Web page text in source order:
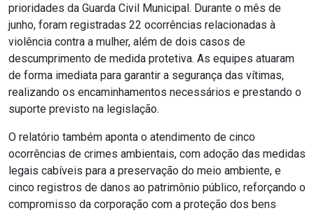
prioridades da Guarda Civil Municipal. Durante o mês de
junho, foram registradas 22 ocorrências relacionadas à
violência contra a mulher, além de dois casos de
descumprimento de medida protetiva. As equipes atuaram
de forma imediata para garantir a segurança das vítimas,
realizando os encaminhamentos necessários e prestando o
suporte previsto na legislação.
O relatório também aponta o atendimento de cinco
ocorrências de crimes ambientais, com adoção das medidas
legais cabíveis para a preservação do meio ambiente, e
cinco registros de danos ao patrimônio público, reforçando o
compromisso da corporação com a proteção dos bens